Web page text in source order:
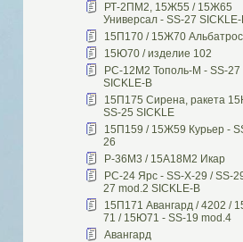
РТ-2ПМ2, 15Ж55 / 15Ж65
Универсал - SS-27 SICKLE-
15П170 / 15Ж70 Альбатрос
15Ю70 / изделие 102
РС-12М2 Тополь-М - SS-27
SICKLE-B
15П175 Сирена, ракета
SS-25 SICKLE
15П159 / 15Ж59 Курьер -
26
Р-36М3 / 15А18М2 Икар
РС-24 Ярс - SS-X-29 / SS-
27 mod.2 SICKLE-B
15П171 Авангард / 4202 /
71 / 15Ю71 - SS-19 mod.4
Авангард